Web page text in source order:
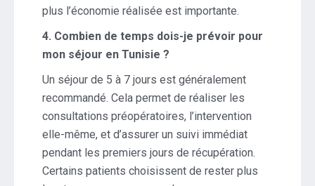
plus l’économie réalisée est importante.
4. Combien de temps dois-je prévoir pour
mon séjour en Tunisie ?
Un séjour de 5 à 7 jours est généralement
recommandé. Cela permet de réaliser les
consultations préopératoires, l’intervention
elle-même, et d’assurer un suivi immédiat
pendant les premiers jours de récupération.
Certains patients choisissent de rester plus